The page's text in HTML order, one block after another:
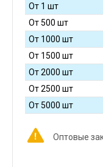
От 1 шт
От 500 шт
От 1000 шт
От 1500 шт
От 2000 шт
От 2500 шт
От 5000 шт
Оптовые